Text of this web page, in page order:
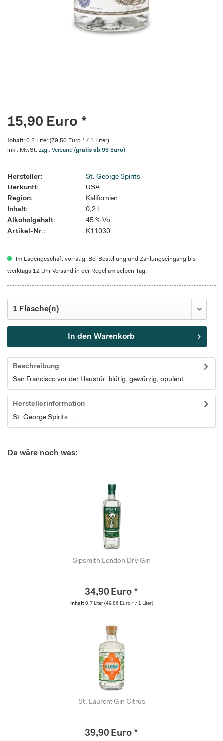
15,90 Euro *
Inhalt: 0.2 Liter (79,50 Euro * / 1 Liter)
inkl. MwSt. zzgl. Versand (gratis ab 95 Euro)
Hersteller:
St. George Spirits
Herkunft:
USA
Region:
Kalifornien
Inhalt:
0,2 l
Alkoholgehalt:
45 % Vol.
Artikel-Nr.:
K11030
Im Ladengeschäft vorrätig. Bei Bestellung und Zahlungseingang bis
werktags 12 Uhr Versand in der Regel am selben Tag.
In den Warenkorb
Beschreibung
San Francisco vor der Haustür: blütig, gewürzig, opulent
Herstellerinformation
St. George Spirits ...
Da wäre noch was:
Sipsmith London Dry Gin
34,90 Euro *
Inhalt 0.7 Liter (49,86 Euro * / 1 Liter)
St. Laurent Gin Citrus
39,90 Euro *